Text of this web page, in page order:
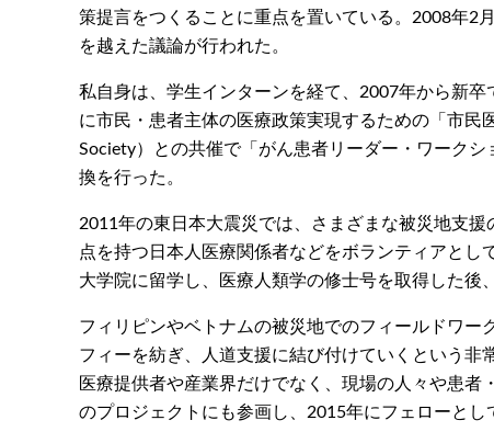
策提言をつくることに重点を置いている。2008年2
を越えた議論が行われた。
私自身は、学生インターンを経て、2007年から新
に市民・患者主体の医療政策実現するための「市民
Society）との共催で「がん患者リーダー・ワーク
換を行った。
2011年の東日本大震災では、さまざまな被災地支
点を持つ日本人医療関係者などをボランティアと
大学院に留学し、医療人類学の修士号を取得した後
フィリピンやベトナムの被災地でのフィールドワ
フィーを紡ぎ、人道支援に結び付けていくという非
医療提供者や産業界だけでなく、現場の人々や患
のプロジェクトにも参画し、2015年にフェローと